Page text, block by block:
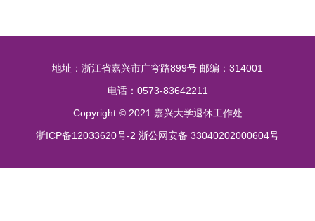
地址：浙江省嘉兴市广穹路899号 邮编：314001
电话：0573-83642211
Copyright © 2021 嘉兴大学退休工作处
浙ICP备12033620号-2 浙公网安备 33040202000604号